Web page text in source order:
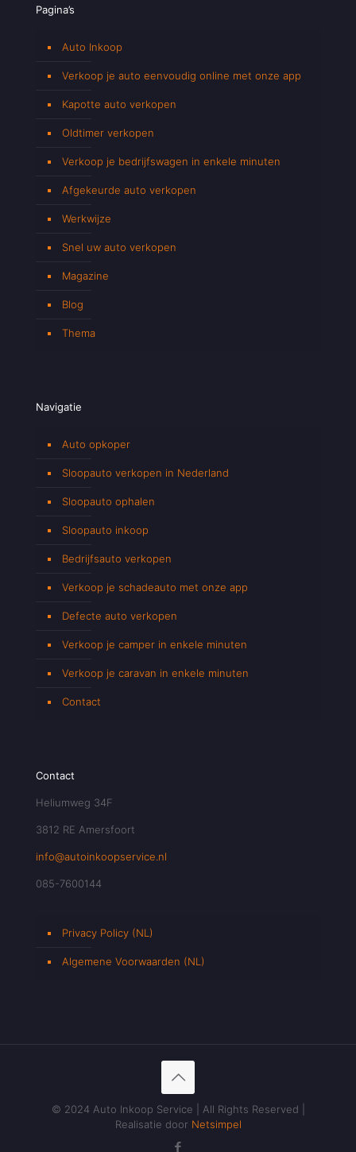
Pagina’s
Auto Inkoop
Verkoop je auto eenvoudig online met onze app
Kapotte auto verkopen
Oldtimer verkopen
Verkoop je bedrijfswagen in enkele minuten
Afgekeurde auto verkopen
Werkwijze
Snel uw auto verkopen
Magazine
Blog
Thema
Navigatie
Auto opkoper
Sloopauto verkopen in Nederland
Sloopauto ophalen
Sloopauto inkoop
Bedrijfsauto verkopen
Verkoop je schadeauto met onze app
Defecte auto verkopen
Verkoop je camper in enkele minuten
Verkoop je caravan in enkele minuten
Contact
Contact
Heliumweg 34F
3812 RE Amersfoort
info@autoinkoopservice.nl
085-7600144
Privacy Policy (NL)
Algemene Voorwaarden (NL)
© 2024 Auto Inkoop Service | All Rights Reserved |
Realisatie door Netsimpel